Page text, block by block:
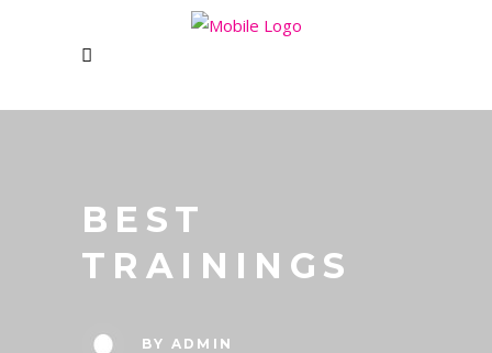
BEST
TRAININGS
BY ADMIN